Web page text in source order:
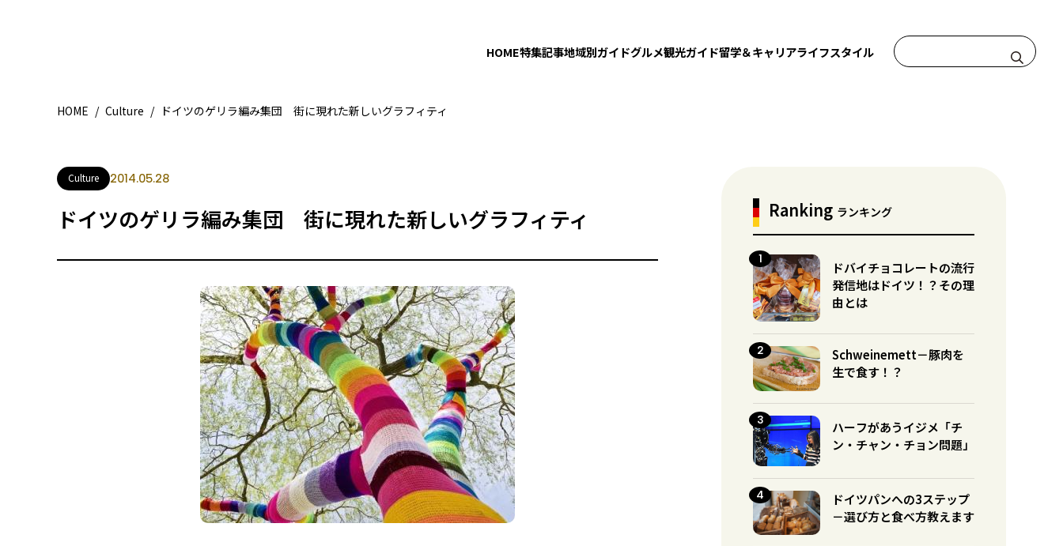
HOME特集記事地域別ガイドグルメ観光ガイド留学＆キャリアライフスタイル
HOME / Culture / ドイツのゲリラ編み集団 街に現れた新しいグラフィティ
Culture 2014.05.28
ドイツのゲリラ編み集団 街に現れた新しいグラフィティ Ranking ランキング
ドバイチョコレートの流行
発信地はドイツ！？その理
由とは
Schweinemett－豚肉を
生で食す！？
ハーフがあうイジメ「チ
ン・チャン・チョン問題」
ドイツパンへの3ステップ
－選び方と食べ方教えます